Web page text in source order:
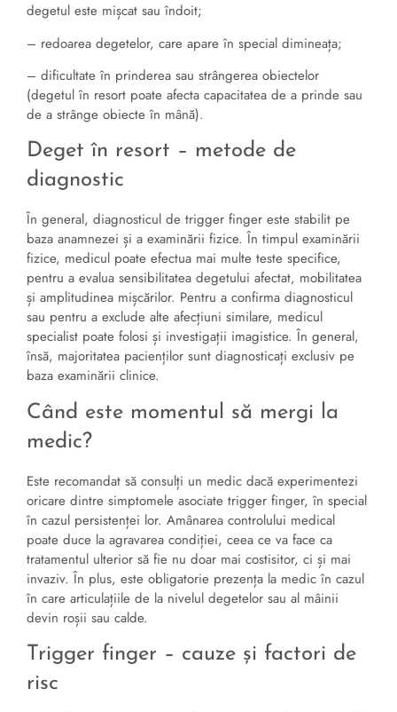
degetul este mișcat sau îndoit;
– redoarea degetelor, care apare în special dimineața;
– dificultate în prinderea sau strângerea obiectelor
(degetul în resort poate afecta capacitatea de a prinde sau
de a strânge obiecte în mână).
Deget în resort – metode de
diagnostic
În general, diagnosticul de trigger finger este stabilit pe
baza anamnezei și a examinării fizice. În timpul examinării
fizice, medicul poate efectua mai multe teste specifice,
pentru a evalua sensibilitatea degetului afectat, mobilitatea
și amplitudinea mișcărilor. Pentru a confirma diagnosticul
sau pentru a exclude alte afecțiuni similare, medicul
specialist poate folosi și investigații imagistice. În general,
însă, majoritatea pacienților sunt diagnosticați exclusiv pe
baza examinării clinice.
Când este momentul să mergi la
medic?
Este recomandat să consulți un medic dacă experimentezi
oricare dintre simptomele asociate trigger finger, în special
în cazul persistenței lor. Amânarea controlului medical
poate duce la agravarea condiției, ceea ce va face ca
tratamentul ulterior să fie nu doar mai costisitor, ci și mai
invaziv. În plus, este obligatorie prezența la medic în cazul
în care articulațiile de la nivelul degetelor sau al mâinii
devin roșii sau calde.
Trigger finger – cauze și factori de
risc